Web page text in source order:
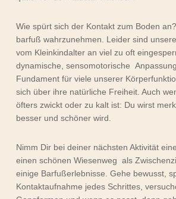
Wie spürt sich der Kontakt zum Boden
barfuß wahrzunehmen. Leider sind
vom Kleinkindalter an viel zu oft
dynamische, sensomotorische
Fundament für viele unserer
sich über ihre natürliche Freiheit. Auch
öfters zwickt oder zu kalt ist: Du wirst
besser und schöner wird.
Nimm Dir bei deiner nächsten Aktivität
einen schönen Wiesenweg als
einige Barfußerlebnisse. Gehe bewusst,
Kontaktaufnahme jedes Schrittes,